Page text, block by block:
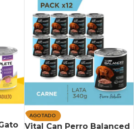
AGOTADO
Vital Can Perro Balanced